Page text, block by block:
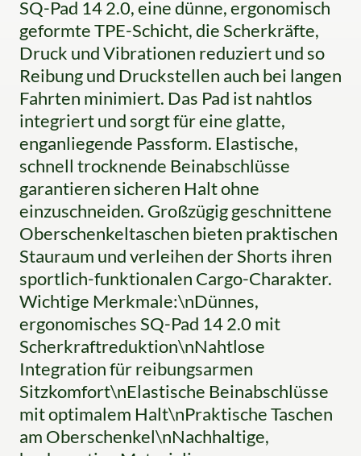
SQ-Pad 14 2.0, eine dünne, ergonomisch
geformte TPE-Schicht, die Scherkräfte,
Druck und Vibrationen reduziert und so
Reibung und Druckstellen auch bei langen
Fahrten minimiert. Das Pad ist nahtlos
integriert und sorgt für eine glatte,
enganliegende Passform. Elastische,
schnell trocknende Beinabschlüsse
garantieren sicheren Halt ohne
einzuschneiden. Großzügig geschnittene
Oberschenkeltaschen bieten praktischen
Stauraum und verleihen der Shorts ihren
sportlich-funktionalen Cargo-Charakter.
Wichtige Merkmale:\nDünnes,
ergonomisches SQ-Pad 14 2.0 mit
Scherkraftreduktion\nNahtlose
Integration für reibungsarmen
Sitzkomfort\nElastische Beinabschlüsse
mit optimalem Halt\nPraktische Taschen
am Oberschenkel\nNachhaltige,